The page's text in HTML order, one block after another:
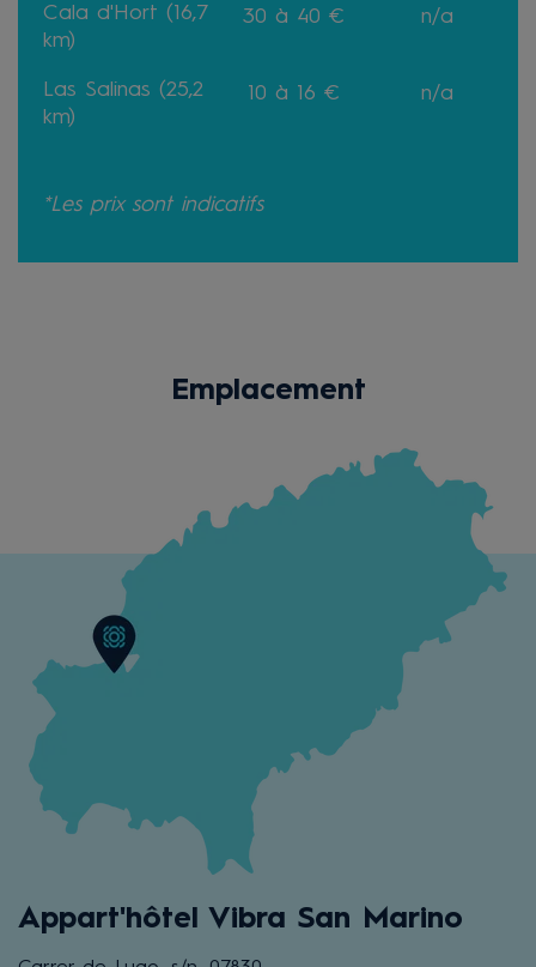
Cala d'Hort (16,7
km)
30 à 40 € n/a
Las Salinas (25,2
km)
10 à 16 € n/a
*Les prix sont indicatifs
Emplacement
Appart'hôtel Vibra San Marino